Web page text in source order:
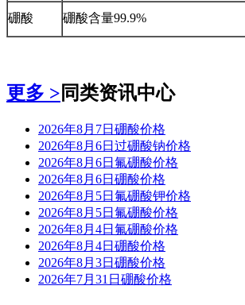
硼酸 硼酸含量99.9%
更多 >同类资讯中心
2026年8月7日硼酸价格
2026年8月6日过硼酸钠价格
2026年8月6日氟硼酸价格
2026年8月6日硼酸价格
2026年8月5日氟硼酸钾价格
2026年8月5日氟硼酸价格
2026年8月4日氟硼酸价格
2026年8月4日硼酸价格
2026年8月3日硼酸价格
2026年7月31日硼酸价格